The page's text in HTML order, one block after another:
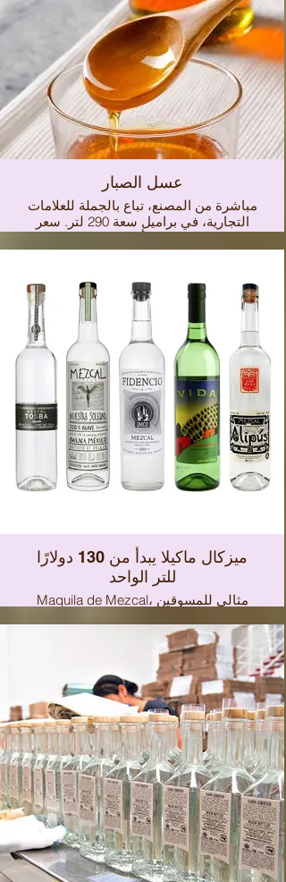
عسل الصبار
مباشرة من المصنع، تباع بالجملة للعلامات
التجارية، في براميل سعة 290 لتر. سعر
في الرابط التالي:
ميزكال ماكيلا يبدأ من 130 دولارًا
للتر الواحد
Maquila de Mezcal، مثالي للمسوقين
تجارية جديدة للحانات والنوادي والمطاعم
وسلاسل التسويق والمقدمين في قنوات
التوزيع، فإننا نصمم ملف تعريف Mezcal
الذي تبحث عنه، الزجاجة، الملصق،
الملصق والغطاء وكل ما هو ضروري
للذهاب إلى السوق باستخدام أختام SAT
وتعيين أختام المنشأ.